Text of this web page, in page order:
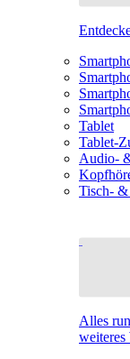
Tablet
Tablet-
Audio-
Tisch- &
Alles
weiteres